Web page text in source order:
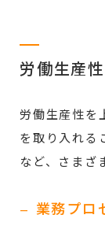
労働生産
労働生産性を
を取り入れる
など、さまざ
– 業務プロ